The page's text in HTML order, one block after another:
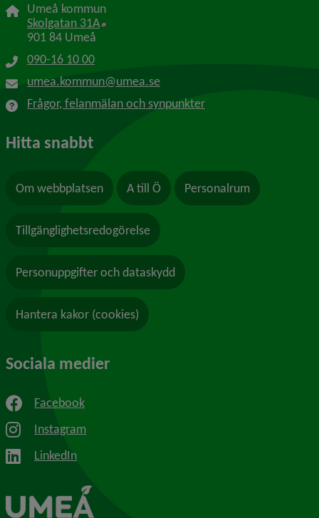
Umeå kommun
Skolgatan 31A Länk till annan webbplats, öppnas i nytt
901 84 Umeå
090-16 10 00
umea.kommun@umea.se
Frågor, felanmälan och synpunkter
Hitta snabbt
Om webbplatsen A till Ö Personalrum
Tillgänglighetsredogörelse
Personuppgifter och dataskydd
Hantera kakor (cookies)
Sociala medier
Facebook
Instagram
LinkedIn